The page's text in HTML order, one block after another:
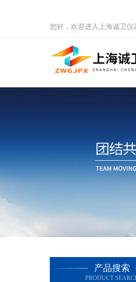
您好，欢迎进入上海诚卫仪
产品搜索
PRODUCT